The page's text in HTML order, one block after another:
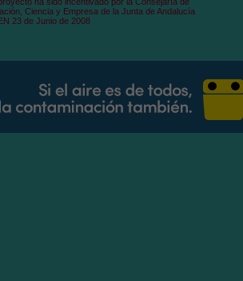
Ciencia y Empresa de la Junta de Andalucía
23 de Junio de 2008